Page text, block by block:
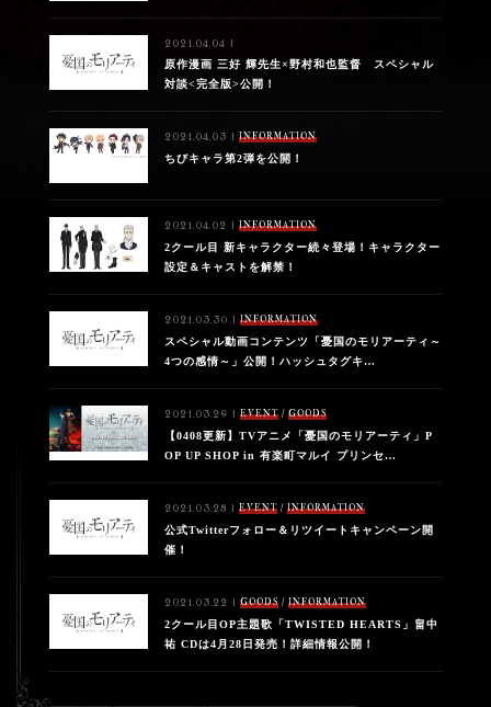
2021.04.04 |
原作漫画 三好 輝先生×野村和也監督 スペシャル
対談<完全版>公開！
2021.04.03 | INFORMATION
ちびキャラ第2弾を公開！
2021.04.02 | INFORMATION
2クール目 新キャラクター続々登場！キャラクター
設定＆キャストを解禁！
2021.03.30 | INFORMATION
スペシャル動画コンテンツ「憂国のモリアーティ～
4つの感情～」公開！ハッシュタグキ…
2021.03.29 | EVENT/ GOODS
【0408更新】TVアニメ「憂国のモリアーティ」P
OP UP SHOP in 有楽町マルイ プリンセ…
2021.03.28 | EVENT/ INFORMATION
公式Twitterフォロー＆リツイートキャンペーン開
催！
2021.03.22 | GOODS/ INFORMATION
2クール目OP主題歌「TWISTED HEARTS」畠中
祐 CDは4月28日発売！詳細情報公開！